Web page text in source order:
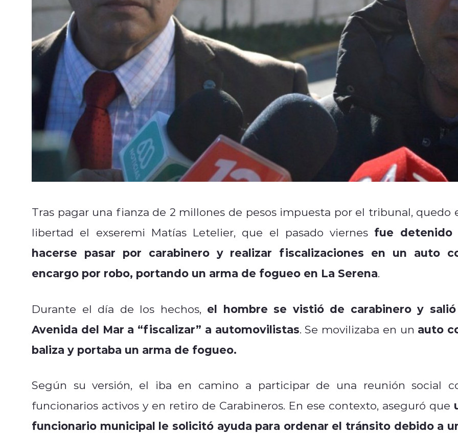
Tras pagar una fianza de 2 millones de pesos impuesta por el tribunal, quedo
libertad el exseremi Matías Letelier, que el pasado viernes fue detenido
hacerse pasar por carabinero y realizar fiscalizaciones en un auto
encargo por robo, portando un arma de fogueo en La Serena.
Durante el día de los hechos, el hombre se vistió de carabinero y
Avenida del Mar a “fiscalizar” a automovilistas. Se movilizaba en un auto
baliza y portaba un arma de fogueo.
Según su versión, el iba en camino a participar de una reunión social
funcionarios activos y en retiro de Carabineros. En ese contexto, aseguró que
funcionario municipal le solicitó ayuda para ordenar el tránsito debido a